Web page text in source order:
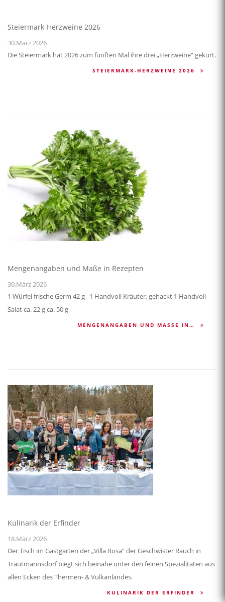
Steiermark-Herzweine 2026
30.März 2026
Die Steiermark hat 2026 zum fünften Mal ihre drei „Herzweine“ gekürt.
STEIERMARK-HERZWEINE 2026
Mengenangaben und Maße in Rezepten
30.März 2026
1 Würfel frische Germ 42 g 1 Handvoll Kräuter, gehackt 1 Handvoll
Salat ca. 22 g ca. 50 g
MENGENANGABEN UND MASSE IN…
Kulinarik der Erfinder
18.März 2026
Der Tisch im Gastgarten der „Villa Rosa“ der Geschwister Rauch in
Trautmannsdorf biegt sich beinahe unter den feinen Spezialitäten aus
allen Ecken des Thermen- & Vulkanlandes.
KULINARIK DER ERFINDER